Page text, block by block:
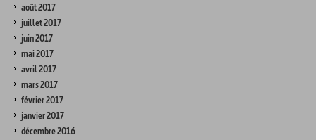
août 2017
juillet 2017
juin 2017
mai 2017
avril 2017
mars 2017
février 2017
janvier 2017
décembre 2016